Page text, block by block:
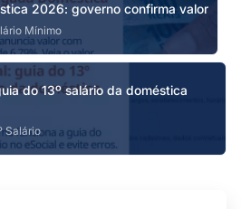
2026: governo confirma valor
Mínimo
do 13º salário da doméstica
Salário